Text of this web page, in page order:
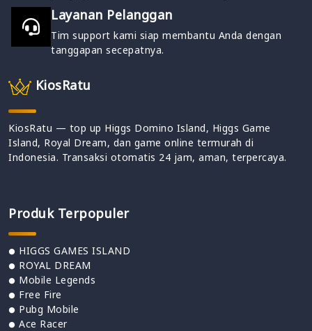
Layanan Pelanggan
Tim support kami siap membantu Anda dengan
tanggapan secepatnya.
KiosRatu
KiosRatu — top up Higgs Domino Island, Higgs Game
Island, Royal Dream, dan game online termurah di
Indonesia. Transaksi otomatis 24 jam, aman, terpercaya.
Produk Terpopuler
HIGGS GAMES ISLAND
ROYAL DREAM
Mobile Legends
Free Fire
Pubg Mobile
Ace Racer